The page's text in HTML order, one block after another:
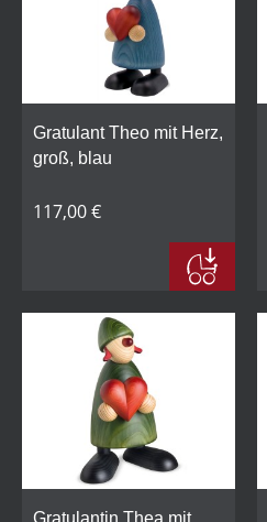
Gratulant Theo mit Herz,
groß, blau
117,00 €
Gratulantin Thea mit